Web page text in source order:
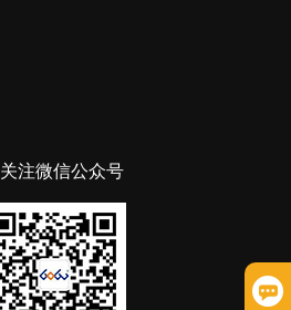
关注微信公众号